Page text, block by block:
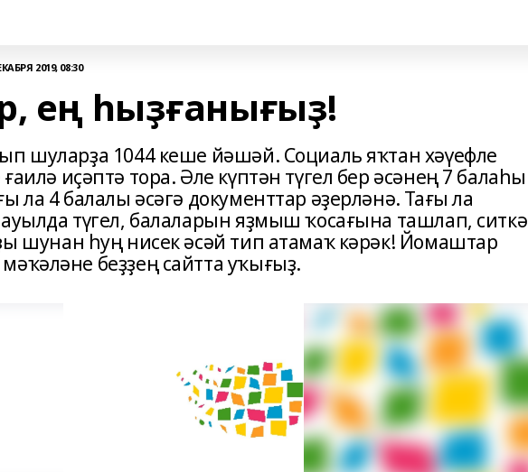
2019, 08:30
ең һыҙғанығыҙ!
шуларҙа 1044 кеше йәшәй. Социаль яҡтан хәүефле
иҫәптә тора. Әле күптән түгел бер әсәнең 7 балаһы
ла 4 балалы әсәгә документтар әҙерләнә. Тағы ла
түгел, балаларын яҙмыш ҡосағына ташлап, ситкә
шунан һуң нисек әсәй тип атамаҡ кәрәк! Йомаштар
беҙҙең сайтта уҡығыҙ.